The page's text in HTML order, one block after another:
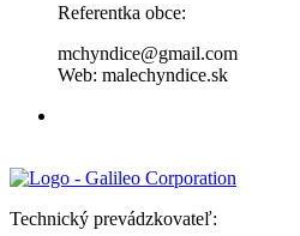
Referentka obce:
mchyndice@gmail.com
Web: malechyndice.sk
Technický prevádzkovateľ: